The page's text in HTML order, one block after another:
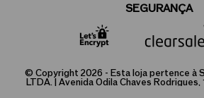
SEGURANÇA
© Copyright 2026 - Esta loja pertence à
LTDA. | Avenida Odila Chaves